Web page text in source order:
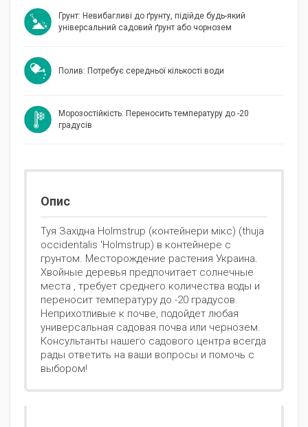
Грунт: Невибагливі до ґрунту, підійде будь-який
універсальний садовий ґрунт або чорнозем
Полив: Потребує середньої кількості води
Морозостійкість: Переносить температуру до -20
градусів
Опис
Туя Західна Holmstrup (контейнери мікс) (thuja
occidentalis 'Holmstrup) в контейнере с
грунтом. Месторождение растения Украина.
Хвойные деревья предпочитает солнечные
места , требует среднего количества воды и
переносит температуру до -20 градусов.
Неприхотливые к почве, подойдет любая
универсальная садовая почва или чернозем.
Консультанты нашего садового центра всегда
рады ответить на ваши вопросы и помочь с
выбором!